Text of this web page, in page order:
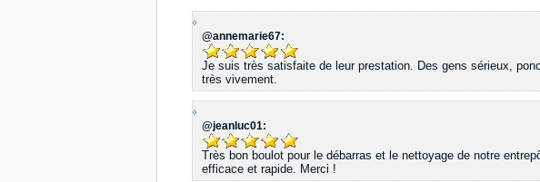
@annemarie67:
Je suis très satisfaite de leur prestation. Des gens sérieux,
très vivement.
@jeanluc01:
Très bon boulot pour le débarras et le nettoyage de notre
efficace et rapide. Merci !